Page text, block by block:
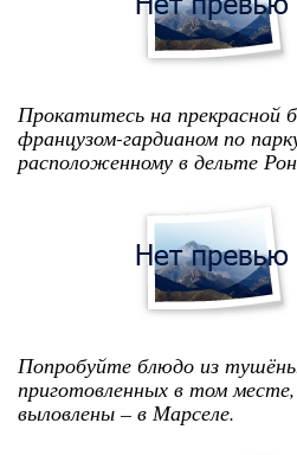
Прокатитесь на прекрасной
французом-гардианом по
расположенному в дельте
Попробуйте блюдо из
приготовленных в том
выловлены – в Марселе.